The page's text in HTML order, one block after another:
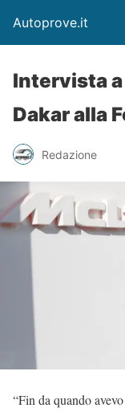
Autoprove.it
Intervista a
Dakar alla
Redazione
“Fin da quando